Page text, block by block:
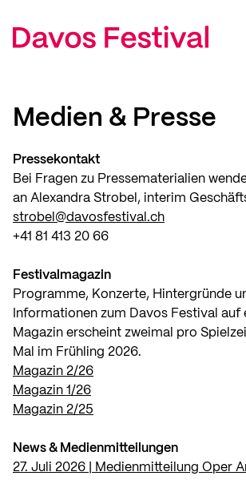
Medien & Presse
Pressekontakt
Bei Fragen zu Pressematerialien
an Alexandra Strobel, interim
strobel@davosfestival.ch
+41 81 413 20 66
Festivalmagazin
Programme, Konzerte, Hintergründe
Informationen zum Davos Festival auf
Magazin erscheint zweimal pro
Mal im Frühling 2026.
Magazin 2/26
Magazin 1/26
Magazin 2/25
News & Medienmitteilungen
27. Juli 2026 | Medienmitteilung Oper